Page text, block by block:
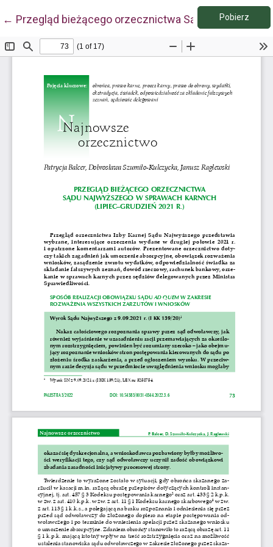
← Wróć do szczegółów artykułu
Przegląd bieżącego orzecznictwa Sądu Pobierz